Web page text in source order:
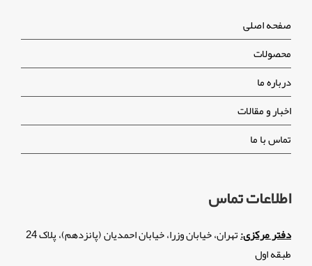
صفحه اصلی
محصولات
درباره ما
اخبار و مقالات
تماس با ما
اطلاعات تماس
دفتر مرکزی:
تهران، خیابان وزرا، خیابان احمدیان (پانزدهم)، پلاک 24
طبقه اول